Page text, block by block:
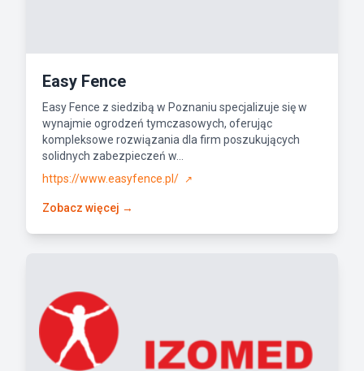
Easy Fence
Easy Fence z siedzibą w Poznaniu specjalizuje się w
wynajmie ogrodzeń tymczasowych, oferując
kompleksowe rozwiązania dla firm poszukujących
solidnych zabezpieczeń w...
https://www.easyfence.pl/
↗
Zobacz więcej →